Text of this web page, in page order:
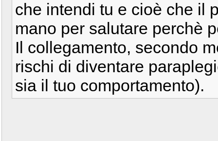
che intendi tu e cioè che il
mano per salutare perchè
Il collegamento, secondo
rischi di diventare
sia il tuo comportamento).